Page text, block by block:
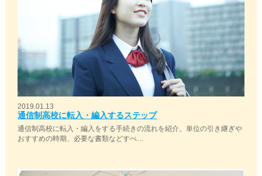
2019.01.13
通信制高校に転入・編入するステップ
通信制高校に転入・編入をする手続きの流れを紹介。単位の引き継ぎや
おすすめの時期、必要な書類などすべ…